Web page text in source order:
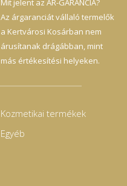
Az árgaranciát vállaló termelők
a Kertvárosi Kosárban nem
árusítanak drágábban, mint
más értékesítési helyeken.
Kozmetikai termékek
Egyéb